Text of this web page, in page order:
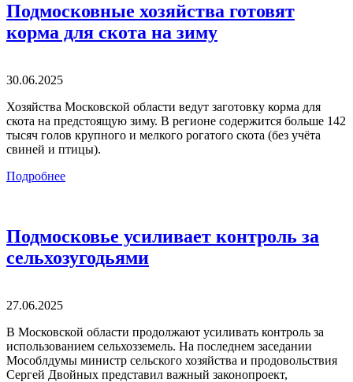
Подмосковные хозяйства готовят
корма для скота на зиму
30.06.2025
Хозяйства Московской области ведут заготовку корма для
скота на предстоящую зиму. В регионе содержится больше 142
тысяч голов крупного и мелкого рогатого скота (без учёта
свиней и птицы).
Подробнее
Подмосковье усиливает контроль за
сельхозугодьями
27.06.2025
В Московской области продолжают усиливать контроль за
использованием сельхозземель. На последнем заседании
Мособлдумы министр сельского хозяйства и продовольствия
Сергей Двойных представил важный законопроект,